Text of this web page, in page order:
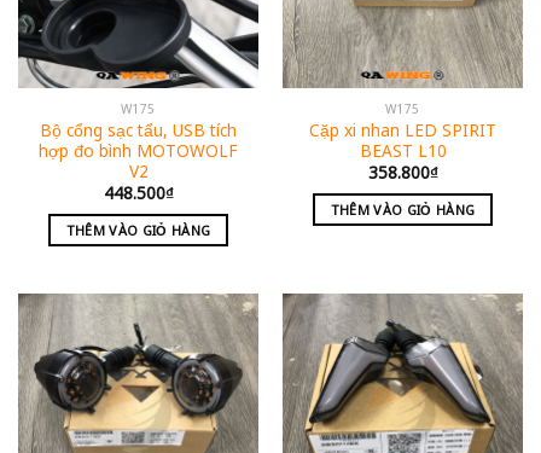
W175
Bộ cổng sạc tẩu, USB tích
hợp đo bình MOTOWOLF
V2
448.500₫
THÊM VÀO GIỎ HÀNG
W175
Cặp xi nhan LED SPIRIT
BEAST L10
358.800₫
THÊM VÀO GIỎ HÀNG